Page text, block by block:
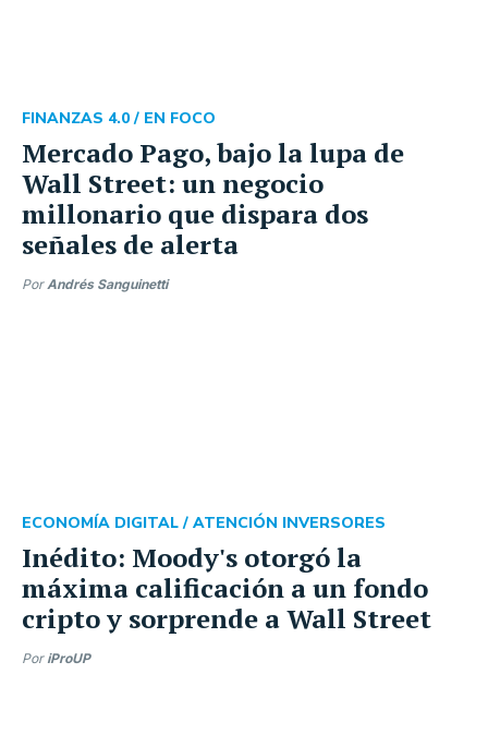
Mercado Pago, bajo la lupa de
Wall Street: un negocio
millonario que dispara dos
señales de alerta
FINANZAS 4.0 / EN FOCO
PorAndrés Sanguinetti
Inédito: Moody's otorgó la
máxima calificación a un fondo
cripto y sorprende a Wall Street
ECONOMÍA DIGITAL / ATENCIÓN INVERSORES
Por iProUP